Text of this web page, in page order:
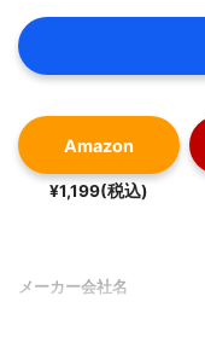
Amazon
¥1,199(税込)
メーカー会社名